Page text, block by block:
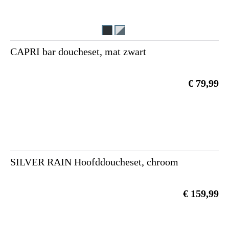
CAPRI bar doucheset, mat zwart
€ 79,99
SILVER RAIN Hoofddoucheset, chroom
€ 159,99